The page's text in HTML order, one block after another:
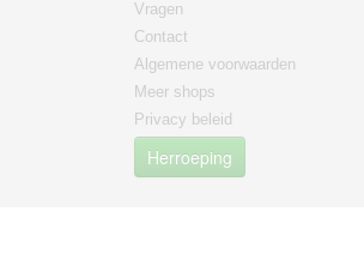
Vragen
Contact
Algemene voorwaarden
Meer shops
Privacy beleid
Herroeping